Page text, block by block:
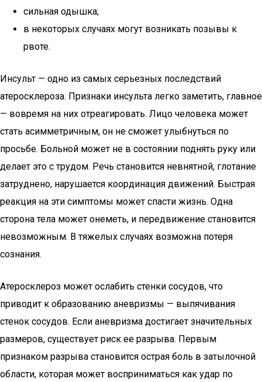
сильная одышка;
в некоторых случаях могут возникать позывы к
рвоте.
Инсульт — одно из самых серьезных последствий
атеросклероза. Признаки инсульта легко заметить, главное
— вовремя на них отреагировать. Лицо человека может
стать асимметричным, он не сможет улыбнуться по
просьбе. Больной может не в состоянии поднять руку или
делает это с трудом. Речь становится невнятной, глотание
затруднено, нарушается координация движений. Быстрая
реакция на эти симптомы может спасти жизнь. Одна
сторона тела может онеметь, и передвижение становится
невозможным. В тяжелых случаях возможна потеря
сознания.
Атеросклероз может ослабить стенки сосудов, что
приводит к образованию аневризмы — выпячивания
стенок сосудов. Если аневризма достигает значительных
размеров, существует риск ее разрыва. Первым
признаком разрыва становится острая боль в затылочной
области, которая может восприниматься как удар по